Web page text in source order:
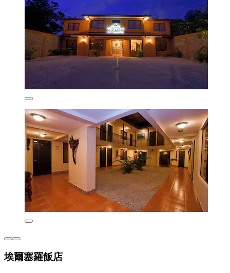
埃爾塞羅飯店